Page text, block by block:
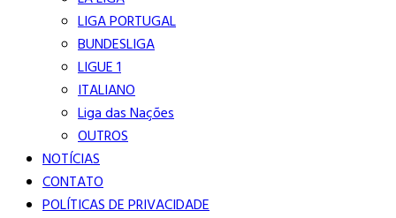
LIGA PORTUGAL
BUNDESLIGA
LIGUE 1
ITALIANO
Liga das Nações
OUTROS
NOTÍCIAS
CONTATO
POLÍTICAS DE PRIVACIDADE